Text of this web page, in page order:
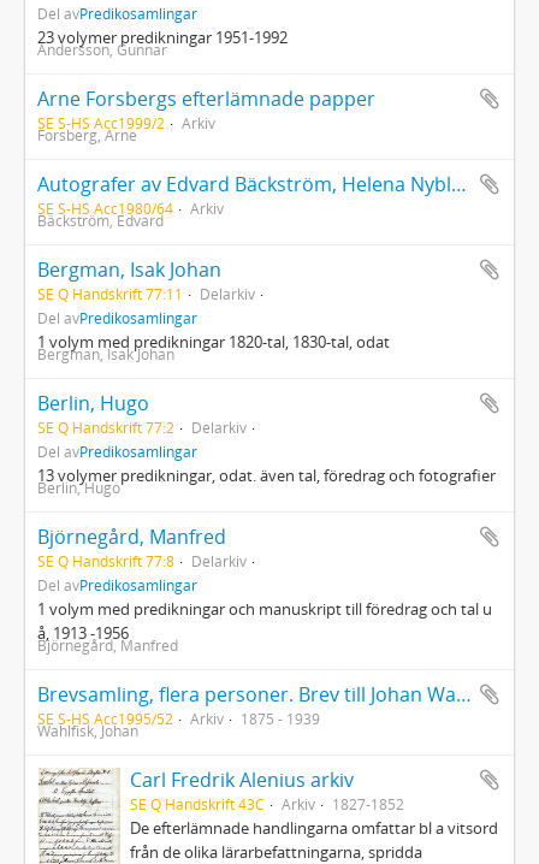
Del avPredikosamlingar
23 volymer predikningar 1951-1992
Andersson, Gunnar
Arne Forsbergs efterlämnade papper
SE S-HS Acc1999/2 Arkiv
Forsberg, Arne
Autografer av Edvard Bäckström, Helena Nyblom, Friedrich Rückert, Frithiof Grafström, J. A. Boström
SE S-HS Acc1980/64 Arkiv
Bäckström, Edvard
Bergman, Isak Johan
SE Q Handskrift 77:11
Delarkiv
Del avPredikosamlingar
1 volym med predikningar 1820-tal, 1830-tal, odat
Bergman, Isak Johan
Berlin, Hugo
SE Q Handskrift 77:2
Delarkiv
Del avPredikosamlingar
13 volymer predikningar, odat. även tal, föredrag och fotografier
Berlin, Hugo
Björnegård, Manfred
SE Q Handskrift 77:8
Delarkiv
Del avPredikosamlingar
1 volym med predikningar och manuskript till föredrag och tal u
å, 1913 -1956
Björnegård, Manfred
Brevsamling, flera personer. Brev till Johan Wahlfisk, makarna Kuylenstjerna, Knut Borg, Britta Helling, Lisa Pettersson, Gunnar Bispe, bröllopsinbjudan, Carolina (Lina) Molander, Buster Norén, Birgit Norén, Gösta Arnheim, Efraim Odell samt brev till oidentifierade mottagare inklusive ett diktmanus
SE S-HS Acc1995/52 Arkiv 1875 - 1939
Wahlfisk, Johan
Carl Fredrik Alenius arkiv
SE Q Handskrift 43C Arkiv 1827-1852
De efterlämnade handlingarna omfattar bl a vitsord
från de olika lärarbefattningarna, spridda